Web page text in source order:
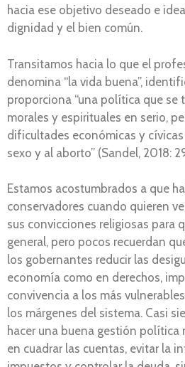
hacia ese objetivo deseado e
dignidad y el bien común.
Transitamos hacia lo que el
denomina “la vida buena”,
proporciona “una política que se
morales y espirituales en serio,
dificultades económicas y
sexo y al aborto” (Sandel, 2018:
Estamos acostumbrados a que
conservadores cuando quieren
sus convicciones religiosas para
general, pero pocos recuerdan
los gobernantes reducir las
economía como en derechos,
convivencia a los más
los márgenes del sistema. Casi
hacer una buena gestión
en cuadrar las cuentas, evitar la